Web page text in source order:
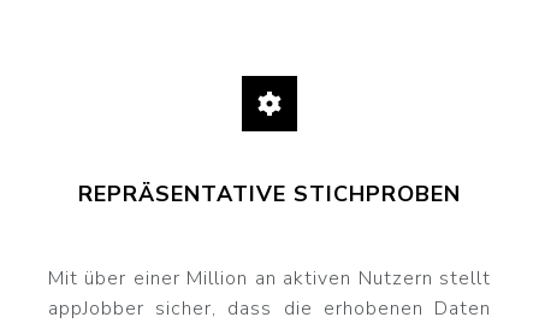
REPRÄSENTATIVE STICHPROBEN
Mit über einer Million an aktiven Nutzern stellt
appJobber sicher, dass die erhobenen Daten